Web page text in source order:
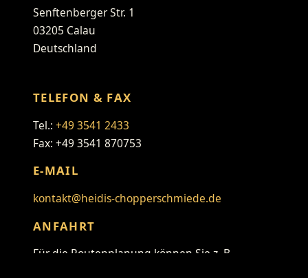
Senftenberger Str. 1
03205 Calau
Deutschland
TELEFON & FAX
Tel.: +49 3541 2433
Fax: +49 3541 870753
E-MAIL
kontakt@heidis-chopperschmiede.de
ANFAHRT
Für die Routenplanung können Sie z. B.